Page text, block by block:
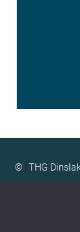
©